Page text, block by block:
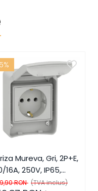
Mureva, Gri, 2P+E,
16A, 250V, IP65,
81141, Schneider
RON (TVA inclus)